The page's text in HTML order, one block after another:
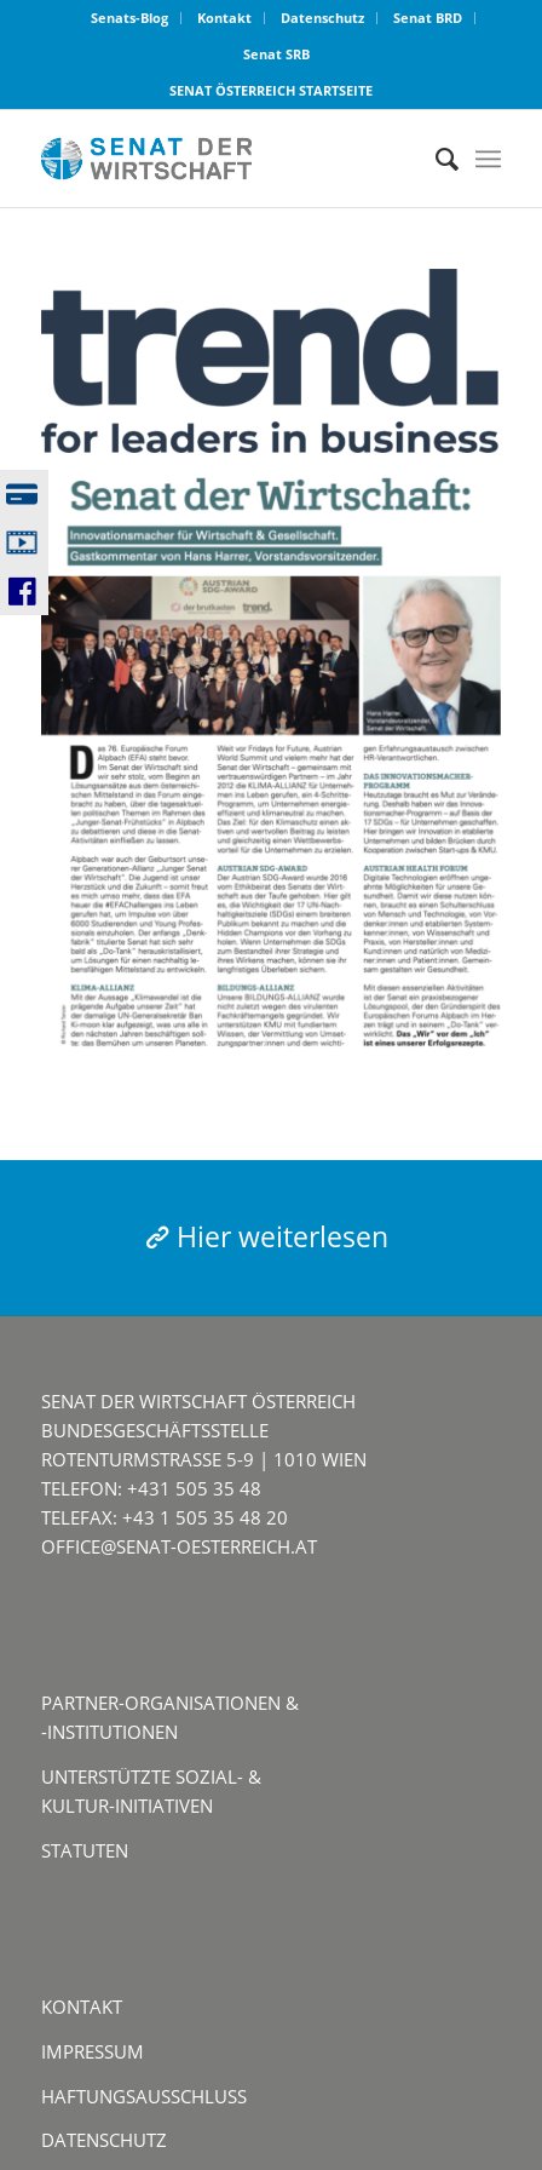
Senats-Blog Kontakt Datenschutz
Senat BRD
Senat SRB
SENAT ÖSTERREICH STARTSEITE
Hier weiterlesen
SENAT DER WIRTSCHAFT ÖSTERREICH
BUNDESGESCHÄFTSSTELLE
ROTENTURMSTRASSE 5-9 | 1010 WIEN
TELEFON: +431 505 35 48
TELEFAX: +43 1 505 35 48 20
OFFICE@SENAT-OESTERREICH.AT
PARTNER-ORGANISATIONEN &
-INSTITUTIONEN
UNTERSTÜTZTE SOZIAL- &
KULTUR-INITIATIVEN
STATUTEN
KONTAKT
IMPRESSUM
HAFTUNGSAUSSCHLUSS
DATENSCHUTZ